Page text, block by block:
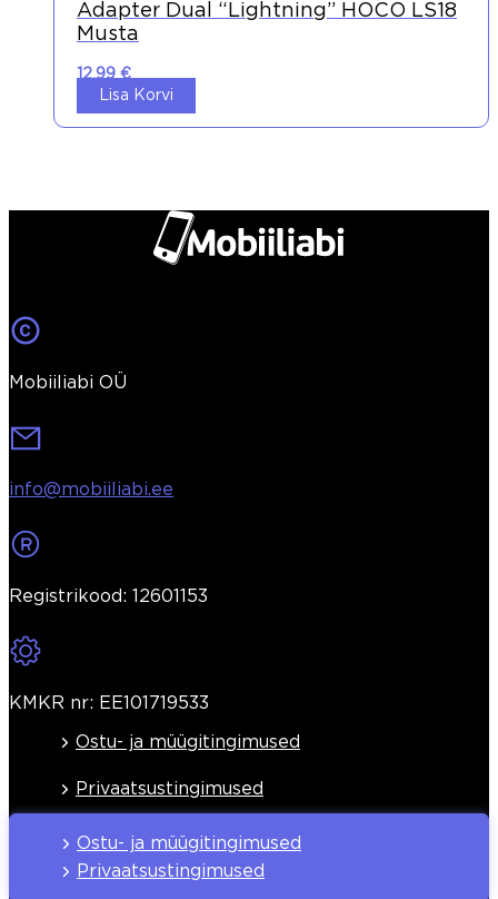
Adapter Dual “lightning” HOCO LS18
Musta
12,99 €
Lisa Korvi
Mobiiliabi OÜ
info@mobiiliabi.ee
Registrikood: 12601153
KMKR nr: EE101719533
Ostu- ja müügitingimused
Privaatsustingimused
Ostu- ja müügitingimused
Privaatsustingimused